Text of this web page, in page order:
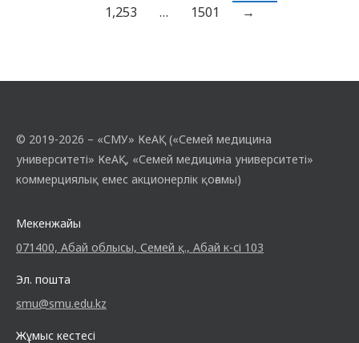
қатысуларымен онлайн академиялық
1,253
… 1501 →
© 2019-2026 – «СМУ» КеАҚ («Семей медицина
университеті» КеАҚ, «Семей медицина университеті»
коммерциялық емес акционерлік қоғамы)
Мекенжайы
071400, Абай облысы, Семей қ., Абай к-сі 103
Эл. пошта
smu@smu.edu.kz
Жұмыс кестесі